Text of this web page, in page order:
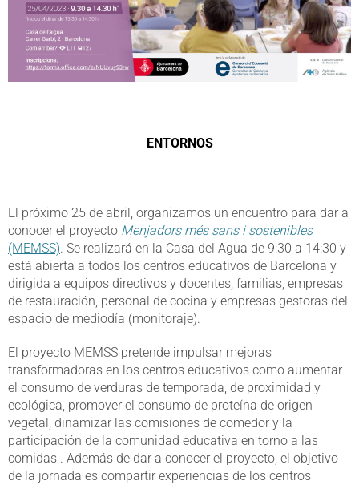
ENTORNOS
El próximo 25 de abril, organizamos un encuentro para dar a
conocer el proyecto Menjadors més sans i sostenibles
(MEMSS). Se realizará en la Casa del Agua de 9:30 a 14:30 y
está abierta a todos los centros educativos de Barcelona y
dirigida a equipos directivos y docentes, familias, empresas
de restauración, personal de cocina y empresas gestoras del
espacio de mediodía (monitoraje).
El proyecto MEMSS pretende impulsar mejoras
transformadoras en los centros educativos como aumentar
el consumo de verduras de temporada, de proximidad y
ecológica, promover el consumo de proteína de origen
vegetal, dinamizar las comisiones de comedor y la
participación de la comunidad educativa en torno a las
comidas . Además de dar a conocer el proyecto, el objetivo
de la jornada es compartir experiencias de los centros